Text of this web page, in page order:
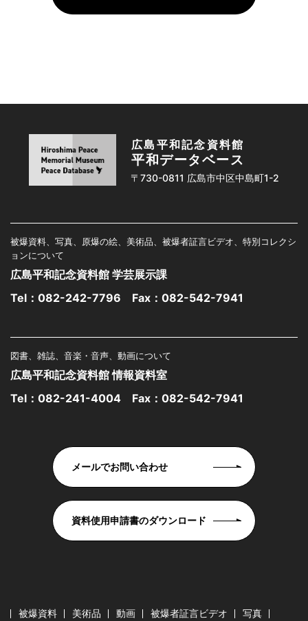
広島平和記念資料館
平和データベース
〒730-0811 広島市中区中島町1-2
被爆資料、写真、原爆の絵、美術品、被爆者証言ビデオ、特別コレクシ
ョンについて
広島平和記念資料館 学芸展示課
Tel： 082-242-7796 Fax：082-542-7941
図書、雑誌、音楽・音声、動画について
広島平和記念資料館 情報資料室
Tel： 082-241-4004 Fax：082-542-7941
メールでお問い合わせ
資料使用申請書のダウンロード
被爆資料 美術品 動画 被爆者証言ビデオ 写真